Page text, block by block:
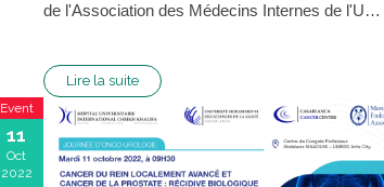
de l'Association des Médecins Internes de l'U…
Lire la suite
Event
11
Oct
2022